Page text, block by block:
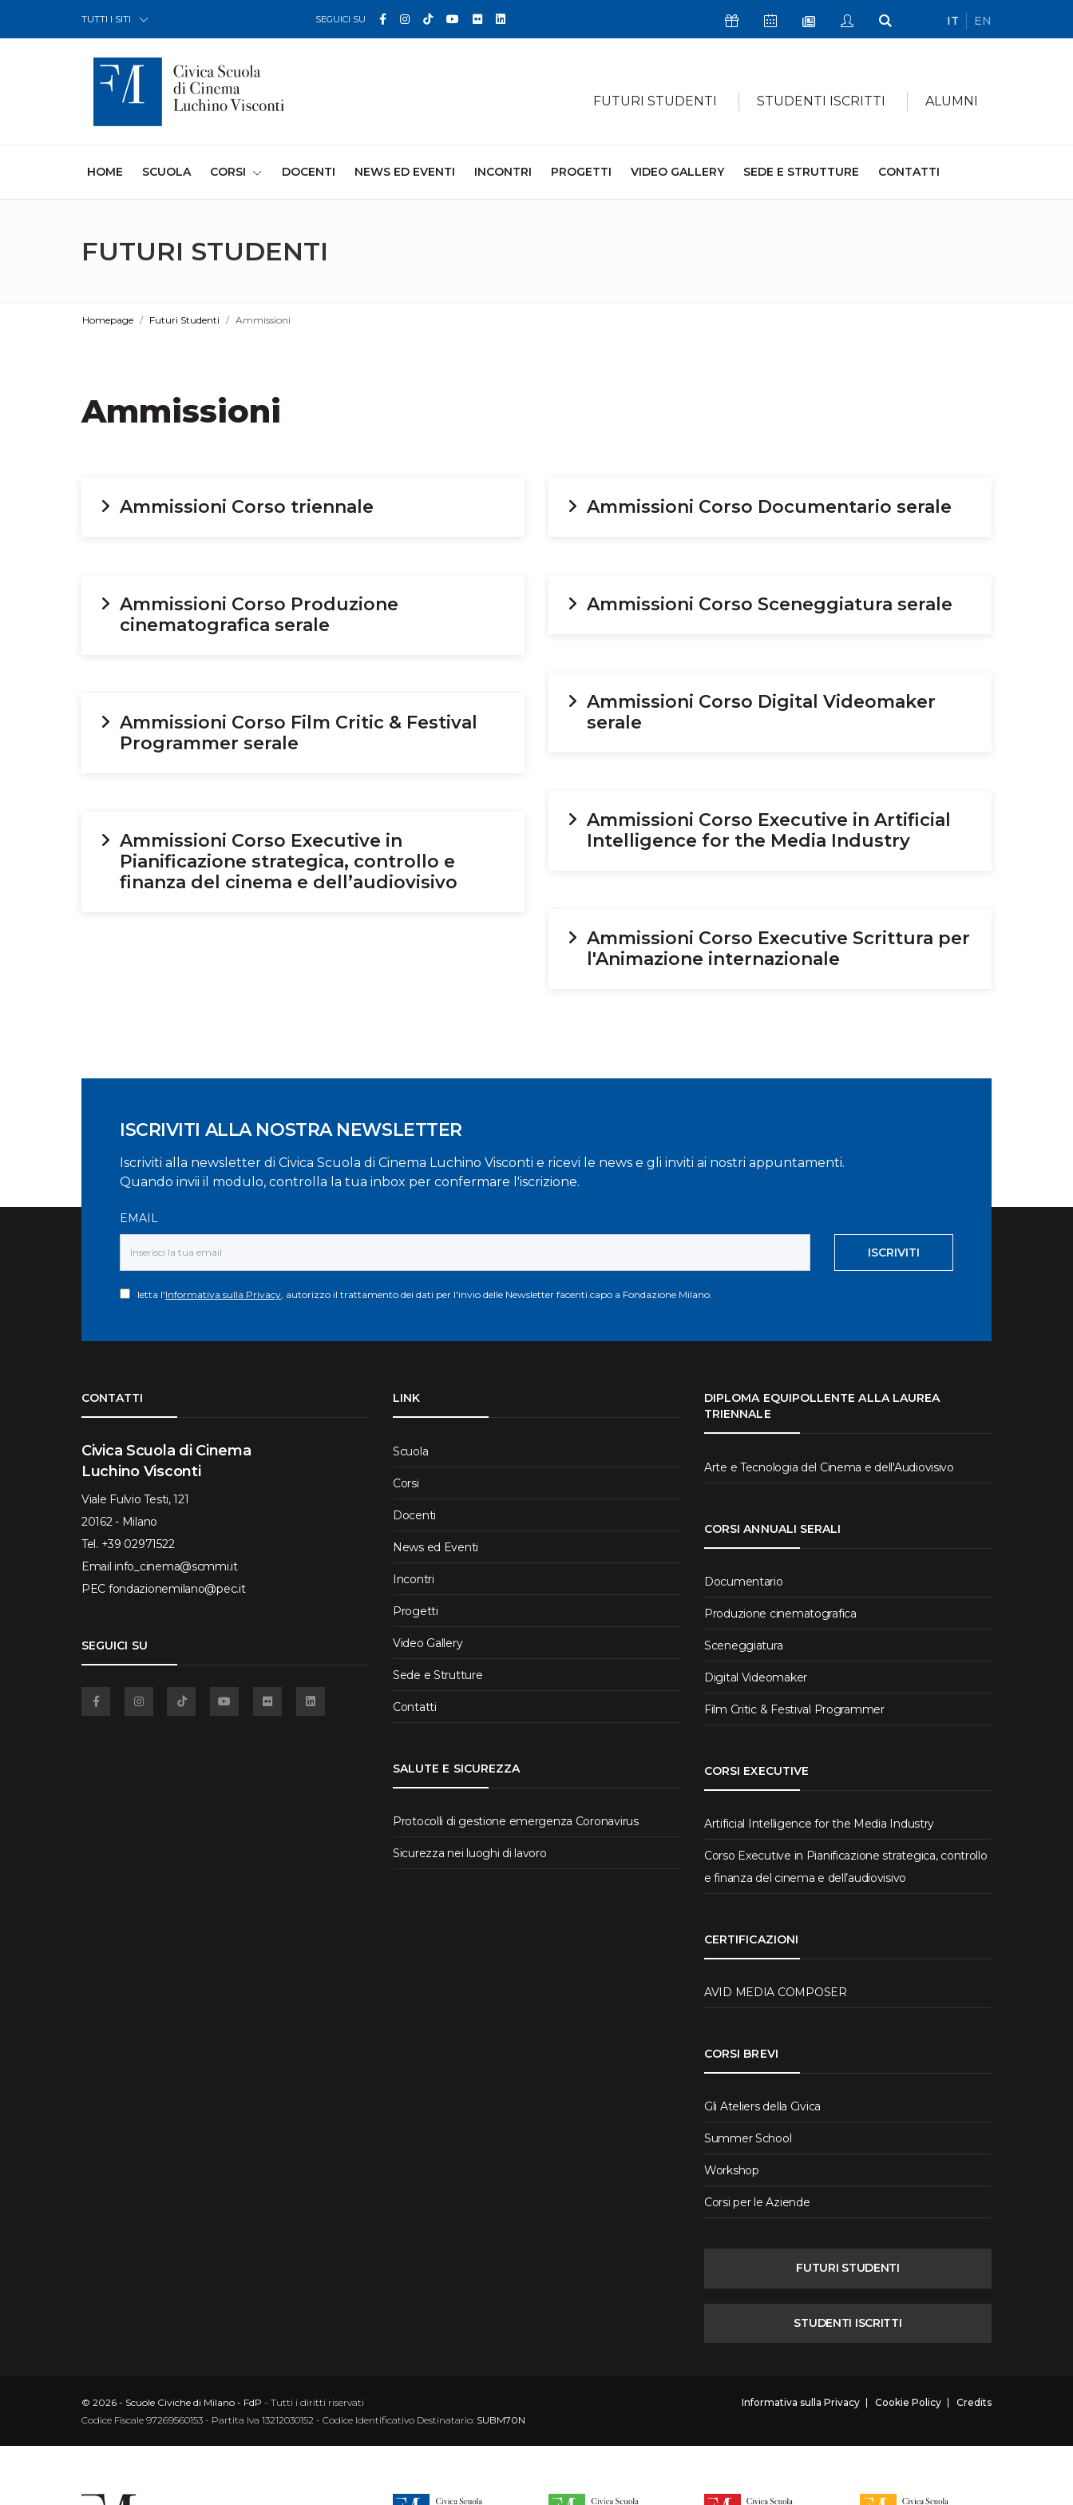
TUTTI I SITI SEGUICI SU Facebook
Instagram
TikTokYouTube
FlickrLinkedin Icona SostieniciIcona Calendario Eventi
Icona Newsletter
Icona My Civica
Icona Cerca
IT EN
FUTURI STUDENTI STUDENTI ISCRITTI ALUMNI
HOME (CURRENT)
SCUOLA CORSI DOCENTI NEWS ED EVENTI INCONTRI PROGETTI VIDEO GALLERY SEDE E STRUTTURE CONTATTI
FUTURI STUDENTI
Homepage Futuri Studenti Ammissioni
Ammissioni
Ammissioni Corso triennale Ammissioni Corso Documentario serale
Ammissioni Corso Produzione
cinematografica serale
Ammissioni Corso Sceneggiatura serale
Ammissioni Corso Digital Videomaker
serale
Ammissioni Corso Film Critic & Festival
Programmer serale
Ammissioni Corso Executive in Artificial
Intelligence for the Media Industry
Ammissioni Corso Executive in
Pianificazione strategica, controllo e
finanza del cinema e dell’audiovisivo
Ammissioni Corso Executive Scrittura per
l'Animazione internazionale
ISCRIVITI ALLA NOSTRA NEWSLETTER
Iscriviti alla newsletter di Civica Scuola di Cinema Luchino Visconti e ricevi le news e gli inviti ai nostri appuntamenti.
Quando invii il modulo, controlla la tua inbox per confermare l'iscrizione.
EMAIL
ISCRIVITI
letta l'Informativa sulla Privacy, autorizzo il trattamento dei dati per l'invio delle Newsletter facenti capo a Fondazione Milano.
CONTATTI
Civica Scuola di Cinema
Luchino Visconti
Viale Fulvio Testi, 121
20162 - Milano
Tel. +39 02971522
Email info_cinema@scmmi.it
PEC fondazionemilano@pec.it
SEGUICI SU
LINK
Scuola
Corsi
Docenti
News ed Eventi
Incontri
Progetti
Video Gallery
Sede e Strutture
Contatti
SALUTE E SICUREZZA
Protocolli di gestione emergenza Coronavirus
Sicurezza nei luoghi di lavoro
DIPLOMA EQUIPOLLENTE ALLA LAUREA
TRIENNALE
Arte e Tecnologia del Cinema e dell'Audiovisivo
CORSI ANNUALI SERALI
Documentario
Produzione cinematografica
Sceneggiatura
Digital Videomaker
Film Critic & Festival Programmer
CORSI EXECUTIVE
Artificial Intelligence for the Media Industry
Corso Executive in Pianificazione strategica, controllo
e finanza del cinema e dell’audiovisivo
CERTIFICAZIONI
AVID MEDIA COMPOSER
CORSI BREVI
Gli Ateliers della Civica
Summer School
Workshop
Corsi per le Aziende
FUTURI STUDENTI
STUDENTI ISCRITTI
© 2026 - Scuole Civiche di Milano - FdP - Tutti i diritti riservati
Codice Fiscale 97269560153 - Partita Iva 13212030152 - Codice Identificativo Destinatario: SUBM70N
Informativa sulla Privacy Cookie Policy Credits